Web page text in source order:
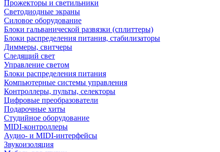
Прожекторы и светильники
Светодиодные экраны
Силовое оборудование
Блоки гальванической развязки (сплиттеры)
Блоки распределения питания, стабилизаторы
Диммеры, свитчеры
Следящий свет
Управление светом
Блоки распределения питания
Компьютерные системы управления
Контроллеры, пульты, селекторы
Цифровые преобразователи
Подарочные хиты
Студийное оборудование
MIDI-контроллеры
Аудио- и MIDI-интерфейсы
Звукоизоляция